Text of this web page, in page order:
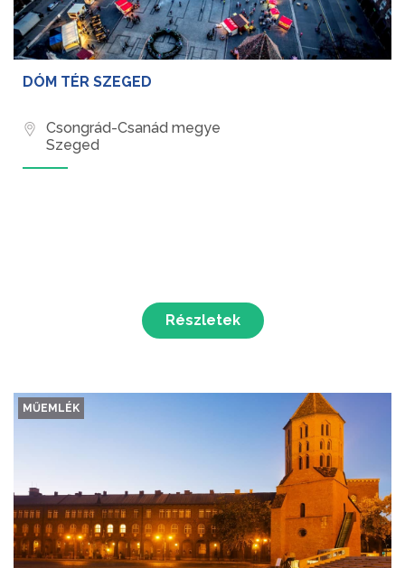
DÓM TÉR SZEGED
Csongrád-Csanád megye
Szeged
Részletek
MŰEMLÉK